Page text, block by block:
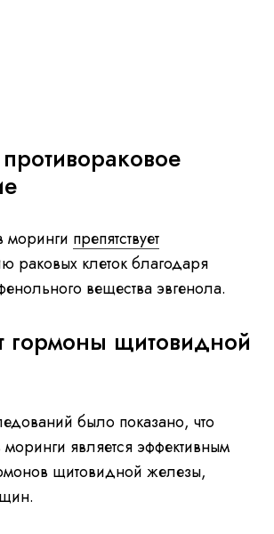
моринги препятствует
раковых клеток благодаря
вещества эвгенола.
гормоны щитовидной
было показано, что
моринги является эффективным
щитовидной железы,